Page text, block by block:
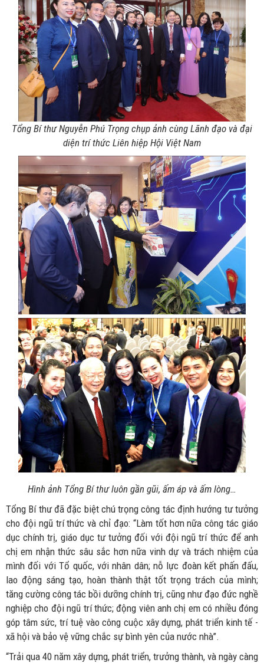
Tổng Bí thư Nguyễn Phú Trọng chụp ảnh cùng Lãnh đạo và đại
diện trí thức Liên hiệp Hội Việt Nam
Hình ảnh Tổng Bí thư luôn gần gũi, ấm áp và ấm lòng…
Tổng Bí thư đã đặc biệt chú trọng công tác định hướng tư tưởng
cho đội ngũ trí thức và chỉ đạo: “Làm tốt hơn nữa công tác giáo
dục chính trị, giáo dục tư tưởng đối với đội ngũ trí thức để anh
chị em nhận thức sâu sắc hơn nữa vinh dự và trách nhiệm của
mình đối với Tổ quốc, với nhân dân; nỗ lực đoàn kết phấn đấu,
lao động sáng tạo, hoàn thành thật tốt trọng trách của mình;
tăng cường công tác bồi dưỡng chính trị, cũng như đạo đức nghề
nghiệp cho đội ngũ trí thức; động viên anh chị em có nhiều đóng
góp tâm sức, trí tuệ vào công cuộc xây dựng, phát triển kinh tế -
xã hội và bảo vệ vững chắc sự bình yên của nước nhà”.
“Trải qua 40 năm xây dựng, phát triển, trưởng thành, và ngày càng